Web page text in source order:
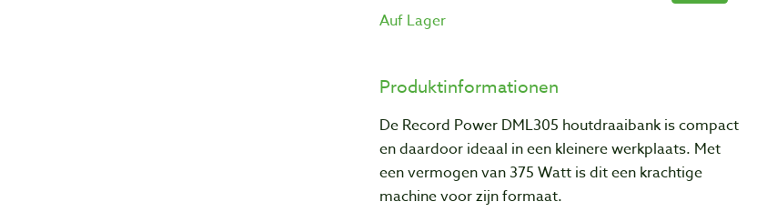
Auf Lager
Produktinformationen
De Record Power DML305 houtdraaibank is compact
en daardoor ideaal in een kleinere werkplaats. Met
een vermogen van 375 Watt is dit een krachtige
machine voor zijn formaat.